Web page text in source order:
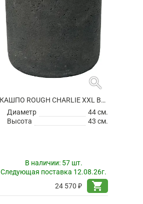
search
КАШПО ROUGH CHARLIE XXL BLACK WASHED
Диаметр
44 см.
Высота
43 см.
В наличии: 57 шт.
Следующая поставка 12.08.26г.
24 570 ₽
shopping_cart